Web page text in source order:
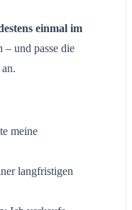
einmal im
– und passe die
meine
langfristigen